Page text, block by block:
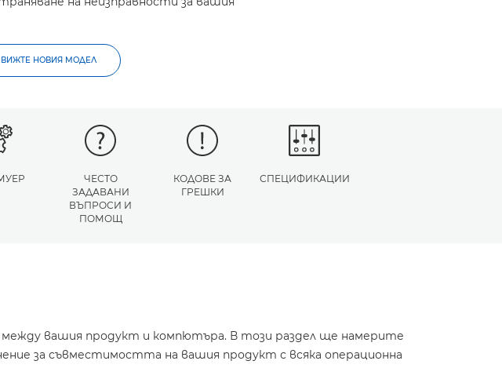
ВИЖТЕ НОВИЯ МОДЕЛ
ЧЕСТО
ЗАДАВАНИ
ВЪПРОСИ И
ПОМОЩ
КОДОВЕ ЗА
ГРЕШКИ
СПЕЦИФИКАЦИИ
между вашия продукт и компютъра. В този раздел ще намерите
за съвместимостта на вашия продукт с всяка операционна